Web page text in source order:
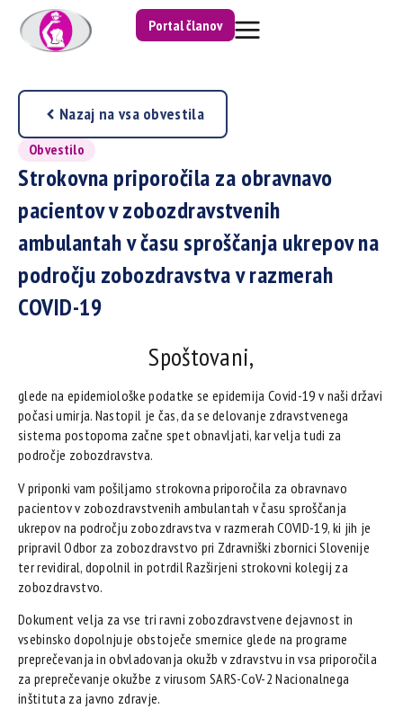
Portal članov
Nazaj na vsa obvestila
Obvestilo
Strokovna priporočila za obravnavo
pacientov v zobozdravstvenih
ambulantah v času sproščanja ukrepov na
področju zobozdravstva v razmerah
COVID-19
Spoštovani,
glede na epidemiološke podatke se epidemija Covid-19 v naši državi
počasi umirja. Nastopil je čas, da se delovanje zdravstvenega
sistema postopoma začne spet obnavljati, kar velja tudi za
področje zobozdravstva.
V priponki vam pošiljamo strokovna priporočila za obravnavo
pacientov v zobozdravstvenih ambulantah v času sproščanja
ukrepov na področju zobozdravstva v razmerah COVID-19, ki jih je
pripravil Odbor za zobozdravstvo pri Zdravniški zbornici Slovenije
ter revidiral, dopolnil in potrdil Razširjeni strokovni kolegij za
zobozdravstvo.
Dokument velja za vse tri ravni zobozdravstvene dejavnost in
vsebinsko dopolnjuje obstoječe smernice glede na programe
preprečevanja in obvladovanja okužb v zdravstvu in vsa priporočila
za preprečevanje okužbe z virusom SARS-CoV-2 Nacionalnega
inštituta za javno zdravje.